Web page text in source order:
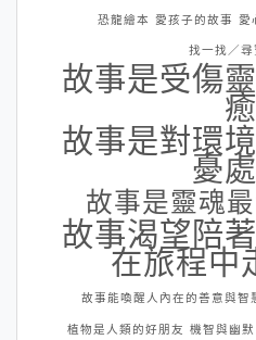
恐龍繪本 愛孩子的故事 愛
找一找／尋
故事是受傷
癒
故事是對環
憂
故事是靈魂
故事渴望陪
在旅程中
故事能喚醒人內在的善意與智
植物是人類的好朋友 機智與幽默